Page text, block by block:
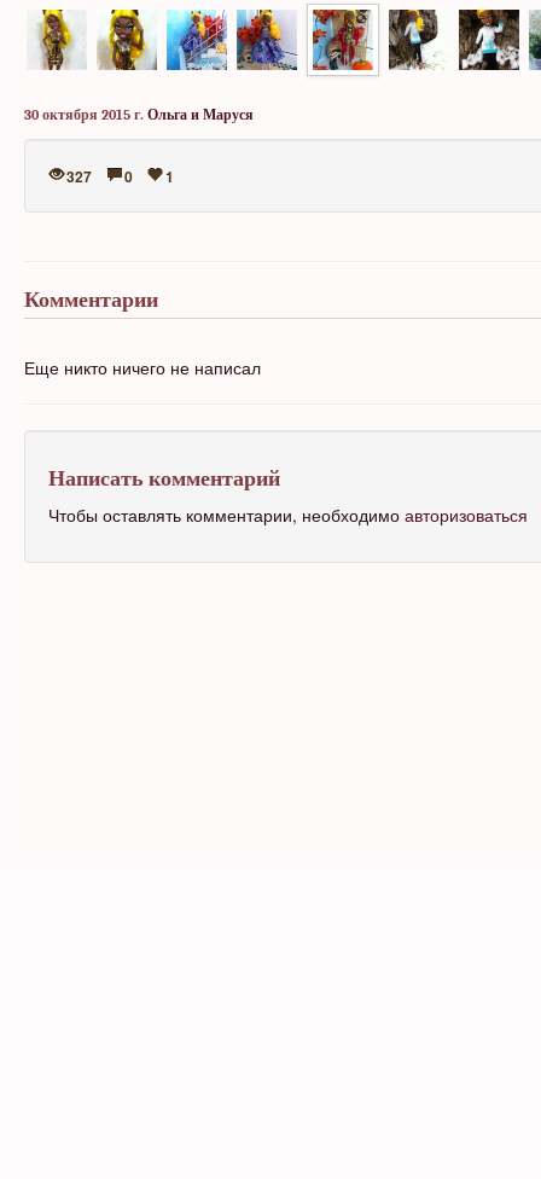
30 октября 2015 г. Ольга и Маруся
327 0 1
Комментарии
Еще никто ничего не написал
Написать комментарий
Чтобы оставлять комментарии, необходимо авторизоваться